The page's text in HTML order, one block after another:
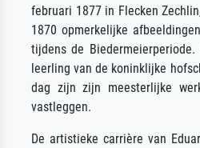
februari 1877 in Flecken
1870 opmerkelijke
tijdens de
leerling van de koninklijke
dag zijn zijn meesterlijke
vastleggen.
De artistieke carrière van